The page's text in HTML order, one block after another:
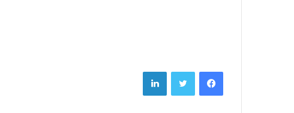
Facebook
Twitter
LinkedIn